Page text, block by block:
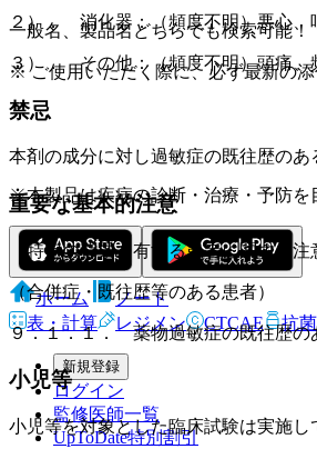
２）． 消化器：（頻度不明）悪心、
３）． その他：（頻度不明）頭痛、
禁忌
本剤の成分に対し過敏症の既往歴のあ
重要な基本的注意
（特定の背景を有する患者に関する注
（合併症・既往歴等のある患者）
９．１．１． 薬物過敏症の既往歴の
小児等
小児等を対象とした臨床試験は実施し
一般名、製品名どちらでも検索可能！
※ ご使用いただく際に、必ず最新の
※本製品は疾病の診断・治療・予防を
ホーム
ノート
表・計算
レジメン CTCAE 抗
新規登録
ログイン
監修医師一覧
UpToDate特別割引